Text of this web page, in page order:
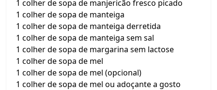
1 colher de sopa de manjericão fresco picado
1 colher de sopa de manteiga
1 colher de sopa de manteiga derretida
1 colher de sopa de manteiga sem sal
1 colher de sopa de margarina sem lactose
1 colher de sopa de mel
1 colher de sopa de mel (opcional)
1 colher de sopa de mel ou adoçante a gosto